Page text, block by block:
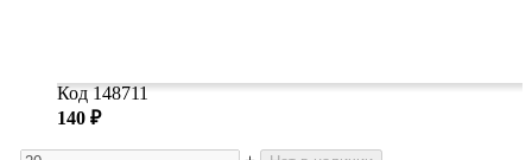
Код 148711
140 ₽